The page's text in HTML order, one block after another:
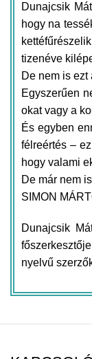
Dunajcsik
hogy na
tizenéve
De nem is ezt
Egyszerűen
okat vagy a
És egyben
félreértés –
hogy valami
De már nem
SIMON
Dunajcsik
nyelvű